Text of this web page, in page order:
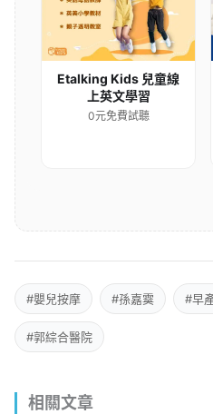
Etalking Kids 兒童線
上英文學習
0元免費試聽
#嬰兒按摩 #孫嘉霙 #早
#郭綜合醫院
相關文章